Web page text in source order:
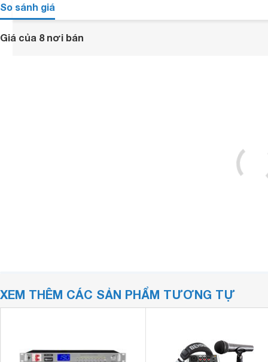
So sánh giá
Giá của 8 nơi bán
XEM THÊM CÁC SẢN PHẨM TƯƠNG TỰ